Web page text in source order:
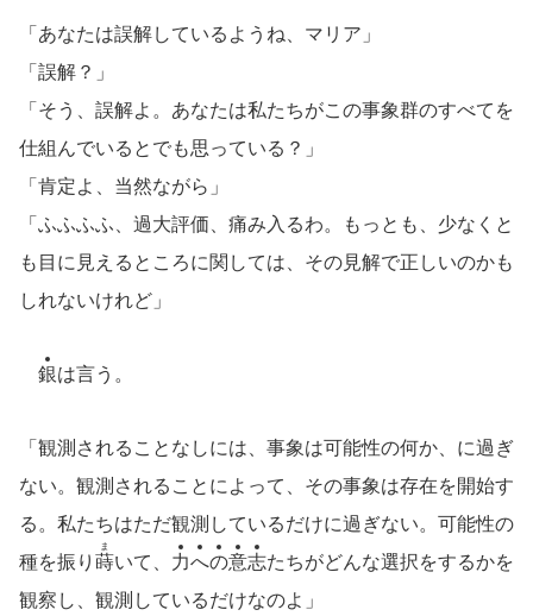
「あなたは誤解しているようね、マリア」
「誤解？」
「そう、誤解よ。あなたは私たちがこの事象群のすべてを
仕組んでいるとでも思っている？」
「肯定よ、当然ながら」
「ふふふふ、過大評価、痛み入るわ。もっとも、少なくと
も目に見えるところに関しては、その見解で正しいのかも
しれないけれど」
銀は言う。
「観測されることなしには、事象は可能性の何か、に過ぎ
ない。観測されることによって、その事象は存在を開始す
る。私たちはただ観測しているだけに過ぎない。可能性の
種を振り 蒔
ま
いて、 力への意志たちがどんな選択をするかを
観察し、観測しているだけなのよ」